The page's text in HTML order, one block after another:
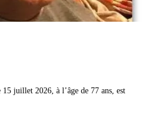
juillet 2026, à l’âge de 77 ans, est